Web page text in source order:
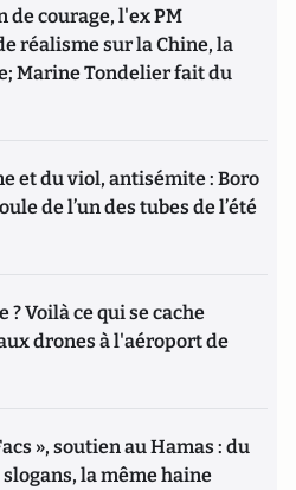
de courage, l'ex PM
réalisme sur la Chine, la
Marine Tondelier fait du
et du viol, antisémite : Boro
de l’un des tubes de l’été
? Voilà ce qui se cache
drones à l'aéroport de
», soutien au Hamas : du
slogans, la même haine